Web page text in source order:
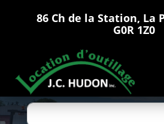
86 Ch de la Station, La
G0R 1Z0